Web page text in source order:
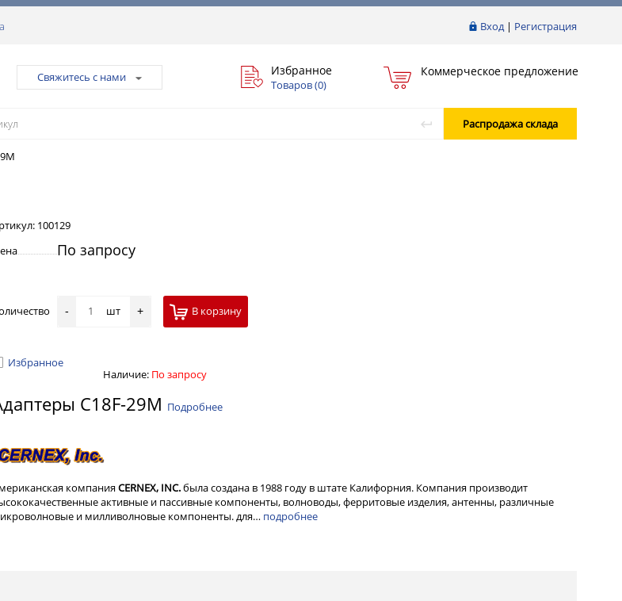
Вход| Регистрация
Свяжитесь с нами Избранное
Товаров (0)
Коммерческое предложение
Распродажа склада
100129
По запросу
- шт + В корзину
Избранное
Наличие: По запросу
C18F-29M Подробнее
компанияCERNEX, INC.была создана в 1988 году в штате Калифорния. Компания производит
активные и пассивные компоненты, волноводы, ферритовые изделия, антенны, различные
и милливолновые компоненты. для… подробнее